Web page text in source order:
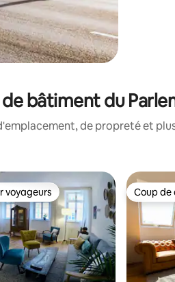
bâtiment du
de propreté et
les plus appréciés
voyageurs Coup
Coup